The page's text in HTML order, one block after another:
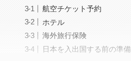
航空チケット予約
ホテル
海外旅行保険
日本を入出国する前の準備